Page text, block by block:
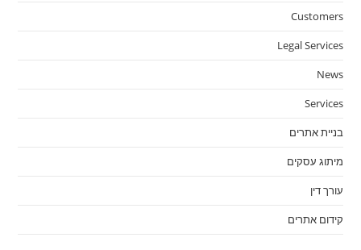
Customers
Legal Services
News
Services
בניית אתרים
מיתוג עסקים
עורך דין
קידום אתרים